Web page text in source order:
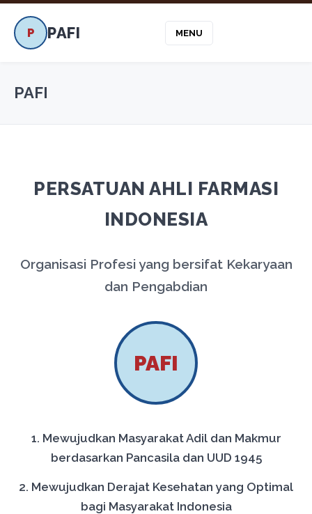
P PAFI MENU
PAFI
PERSATUAN AHLI FARMASI
INDONESIA
Organisasi Profesi yang bersifat Kekaryaan
dan Pengabdian
PAFI
1. Mewujudkan Masyarakat Adil dan Makmur
berdasarkan Pancasila dan UUD 1945
2. Mewujudkan Derajat Kesehatan yang Optimal
bagi Masyarakat Indonesia